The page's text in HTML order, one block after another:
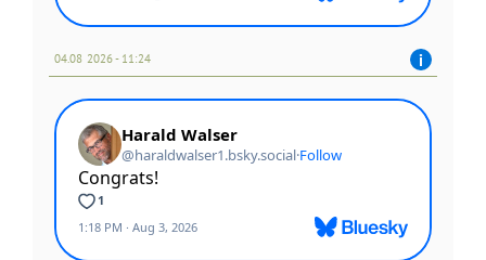
04.08 2026 - 11:24